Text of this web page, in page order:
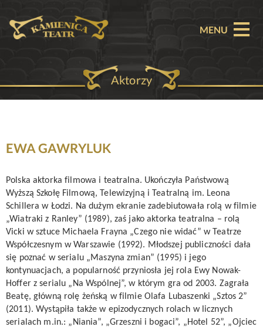
MENU
O TEATRZE
BILETY
PARTNERZY
OFERTA KOMERCYJNA
KONTAKT
Aktorzy
EWA GAWRYLUK
Polska aktorka filmowa i teatralna. Ukończyła Państwową
Wyższą Szkołę Filmową, Telewizyjną i Teatralną im. Leona
Schillera w Łodzi. Na dużym ekranie zadebiutowała rolą w filmie
„Wiatraki z Ranley” (1989), zaś jako aktorka teatralna – rolą
Vicki w sztuce Michaela Frayna „Czego nie widać” w
Teatrze
Współczesnym w Warszawie (1992). Młodszej publiczności dała
się poznać w serialu „Maszyna zmian” (1995) i jego
kontynuacjach, a popularność przyniosła jej rola Ewy Nowak-
Hoffer z serialu „ Na Wspólnej”, w którym gra od 2003. Zagrała
Beatę, główną rolę żeńską w filmie Olafa Lubaszenki „Sztos 2”
(2011). Wystąpiła także w epizodycznych rolach w licznych
serialach m.in.: „ Niania”, „Grzeszni i bogaci”, „Hotel 52”, „Ojciec